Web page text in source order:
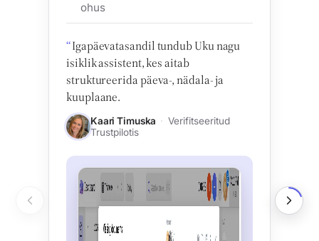
ohus
Igapäevatasandil tundub Uku nagu
isiklik assistent, kes aitab
struktureerida päeva-, nädala- ja
kuuplaane.
Kaari Timuska
Verifitseeritud
Trustpilotis